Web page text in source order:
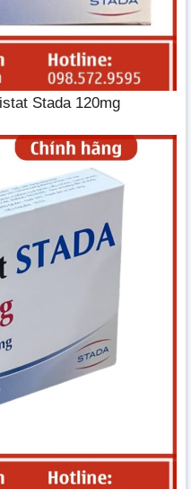
Stada 120mg